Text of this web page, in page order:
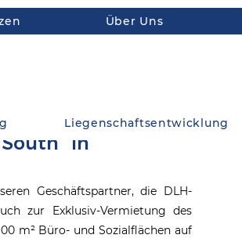
Über Uns
Liegenschaftsentwicklung
in
Geschäftspartner, die DLH-
zur Exklusiv-Vermietung des
m² Büro- und Sozialflächen auf